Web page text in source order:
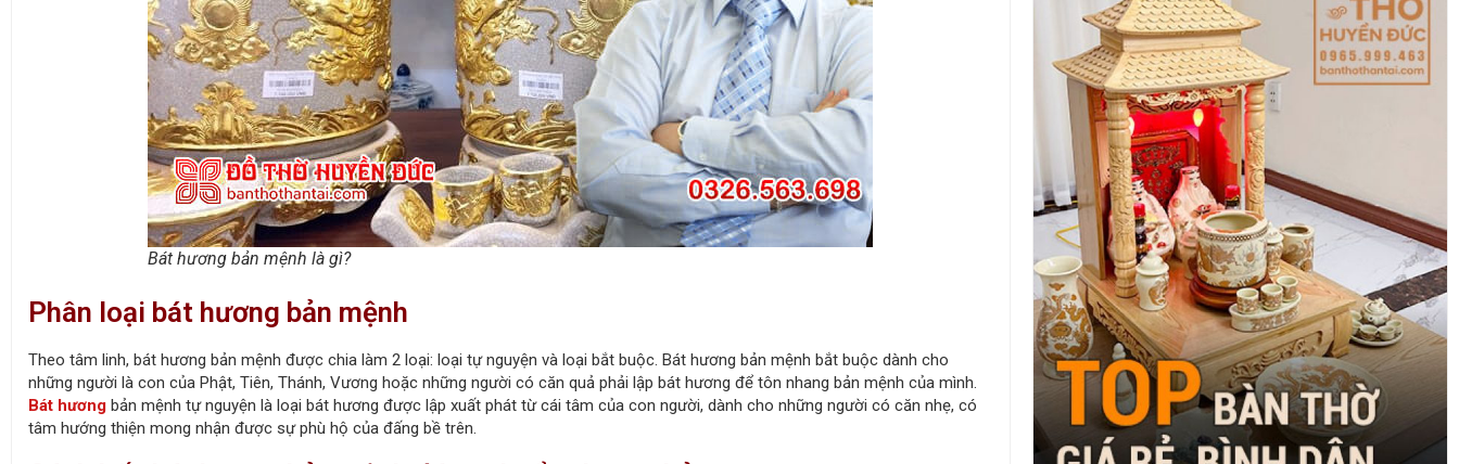
Bát hương bản mệnh là gì?
Phân loại bát hương bản mệnh
Theo tâm linh, bát hương bản mệnh được chia làm 2 loại: loại tự nguyện và loại bắt buộc. Bát hương bản mệnh bắt buộc dành cho
những người là con của Phật, Tiên, Thánh, Vương hoặc những người có căn quả phải lập bát hương để tôn nhang bản mệnh của mình.
Bát hương bản mệnh tự nguyện là loại bát hương được lập xuất phát từ cái tâm của con người, dành cho những người có căn nhẹ, có
tâm hướng thiện mong nhận được sự phù hộ của đấng bề trên.